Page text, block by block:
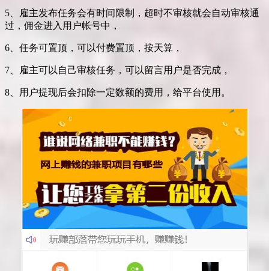
5、雇主发布任务会有时间限制，超时不审核就会自动审核通
过，佣金进入用户帐号中，
6、任务可置顶，可以付费置顶，按天算，
7、雇主可以自己审核任务，可以留言用户是否完成，
8、用户提现后会扣除一定数额的费用，给平台使用。